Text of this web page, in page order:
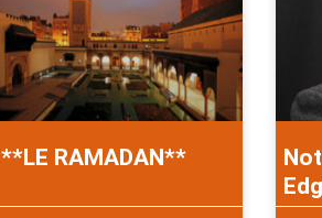
**LE RAMADAN**